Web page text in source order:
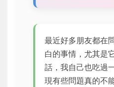
最近好多朋友都在
白的事情，尤其是
話，我自己也吃過
現有些問題真的不